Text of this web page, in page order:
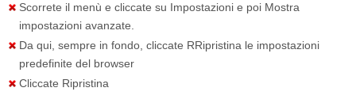
Scorrete il menù e cliccate su Impostazioni e poi Mostra
impostazioni avanzate.
Da qui, sempre in fondo, cliccate RRipristina le impostazioni
predefinite del browser
Cliccate Ripristina